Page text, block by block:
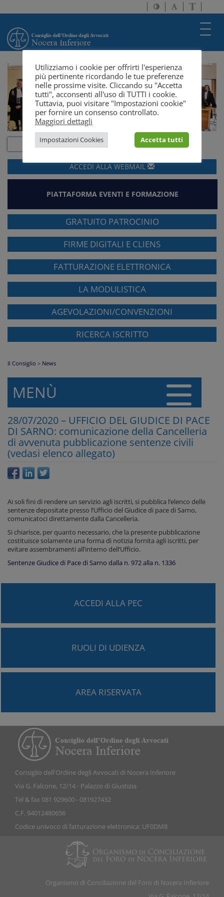
Attiva/disattiva
alto
Attiva/
dimensione
a
solo
ACCEDI ALLA WEBMAIL
PIATTAFORMA EVENTI E FORMAZIONE
GRATUITO PATROCINIO
FIRME DIGITALI E CLIENS
FATTURAZIONE ELETTRONICA
LA MODULISTICA
AGEVOLAZIONI/CONVENZIONI
RICERCA ISCRITTO
Il Consiglio > News
MENÙ
28/07/2020 – UFFICIO DEL GIUDICE DI PACE
DI SARNO: comunicazione della Cancelleria
di avvenuta pubblicazione sentenze civili
(vedasi elenco allegato)
Ai soli fini di rendere un servizio agli iscritti, si pubblica l’elenco delle
sentenze depositate presso l’Ufficio del Giudice di pace di Sarno,
comunicatoci direttamente dalla Cancelleria.
Si chiarisce, per quanto necessario, che la presente pubblicazione
costituisce solamente una forma di notizia fornita agli iscritti, per
evitare assembramenti all’interno dell’Ufficio.
Sentenze Giudice di Pace di Sarno dalla n. 972 alla n. 1336
ACCEDI ALLA PEC
RUOLI DI UDIENZA
AREA RISERVATA
Consiglio dell'Ordine degli Avvocati di Nocera Inferiore
Via G. Falcone, 12/14 - Palazzo di Giustizia
Tel & fax 081 929600 - 081927432
C.F. 94012480656
Codice univoco di fatturazione elettronica: UF0DM8
Organismo di Conciliazione del Foro di Nocera Inferiore
Utilizziamo i cookie per offrirti l'esperienza
più pertinente ricordando le tue preferenze
nelle prossime visite. Cliccando su "Accetta
tutti", acconsenti all'uso di TUTTI i cookie.
Tuttavia, puoi visitare "Impostazioni cookie"
per fornire un consenso controllato.
Maggiori dettagli
Impostazioni Cookies Accetta tutti